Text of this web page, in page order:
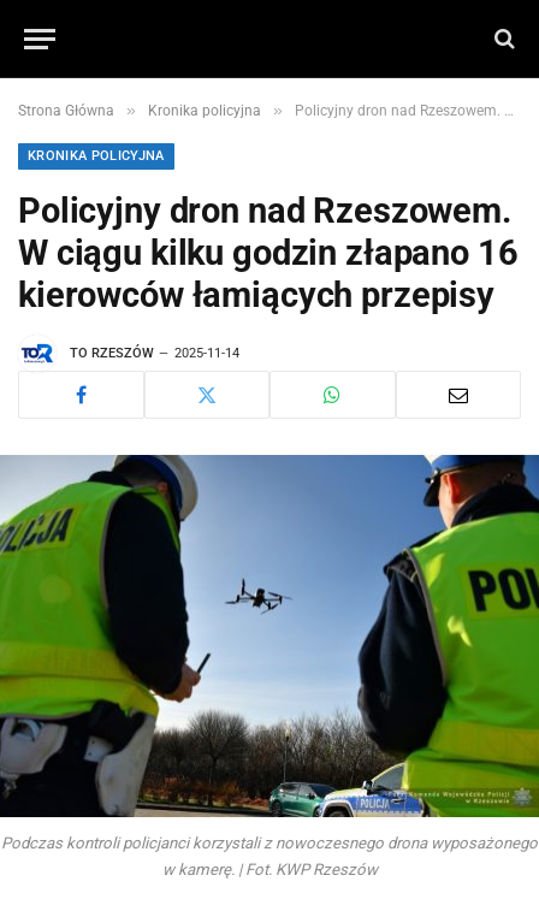
Strona Główna » Kronika policyjna » Policyjny dron nad Rzeszowem. W ciągu kilku godzin złapano 16 kierowców łamiących przepisy
KRONIKA POLICYJNA
Policyjny dron nad Rzeszowem.
W ciągu kilku godzin złapano 16
kierowców łamiących przepisy
TO RZESZÓW 2025-11-14
Podczas kontroli policjanci korzystali z nowoczesnego drona wyposażonego
w kamerę. | Fot. KWP Rzeszów